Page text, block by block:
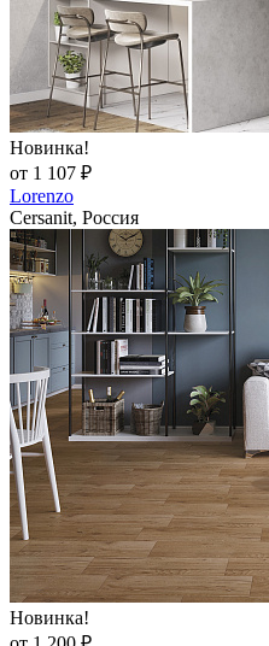
Новинка!
от 1 107 ₽
Lorenzo
Cersanit, Россия
Новинка!